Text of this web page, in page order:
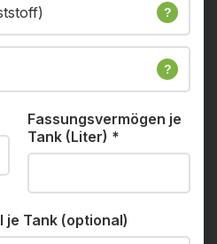
?
?
Fassungsvermögen je
Tank (Liter) *
je Tank (optional)